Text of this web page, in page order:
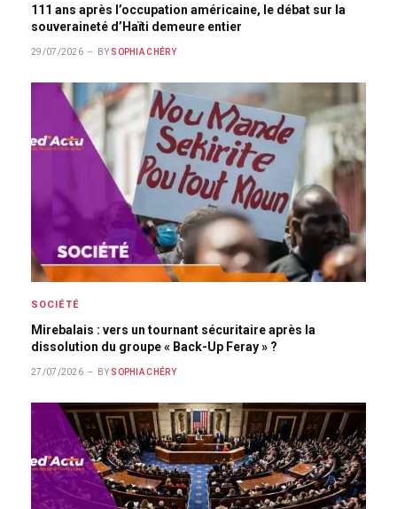
111 ans après l’occupation américaine, le débat sur la
souveraineté d’Haïti demeure entier
29/07/2026 BY SOPHIA CHÉRY
SOCIÉTÉ
Mirebalais : vers un tournant sécuritaire après la
dissolution du groupe « Back-Up Feray » ?
27/07/2026 BY SOPHIA CHÉRY